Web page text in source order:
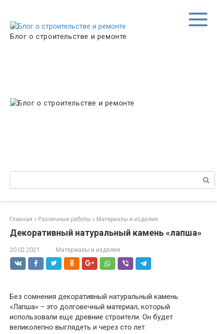
контенту
Блог о строительстве и ремонте
Поиск:
Главная » Различные работы » Материалы и изделия
Декоративный натуральный камень «лапша»
20.02.2021 Материалы и изделия
Без сомнения декоративный натуральный камень
«Лапша» – это долговечный материал, который
использовали еще древние строители. Он будет
великолепно выглядеть и через сто лет.